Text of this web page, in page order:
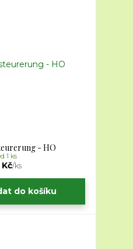
- HO
/ks
1 ks
do košíku